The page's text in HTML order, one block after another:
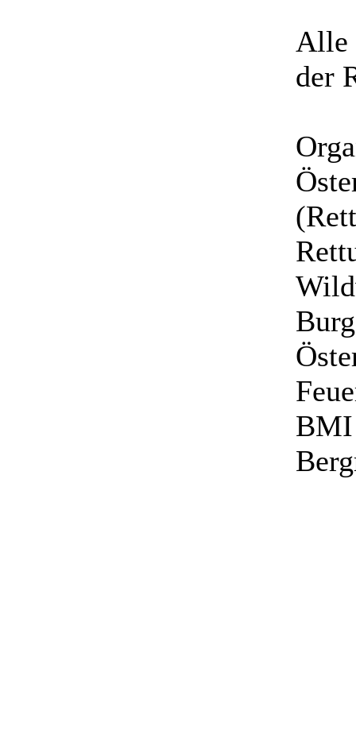
Alle
der
BMI